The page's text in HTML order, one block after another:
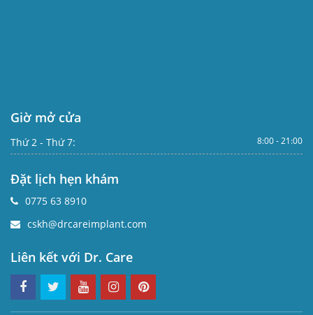
Giờ mở cửa
Thứ 2 - Thứ 7: 8:00 - 21:00
Đặt lịch hẹn khám
0775 63 8910
cskh@drcareimplant.com
Liên kết với Dr. Care